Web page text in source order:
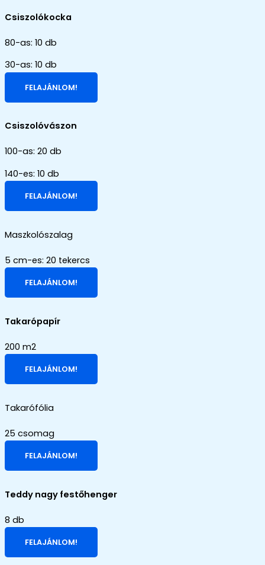
Csiszolókocka
80-as: 10 db
30-as: 10 db
FELAJÁNLOM!
Csiszolóvászon
100-as: 20 db
140-es: 10 db
FELAJÁNLOM!
Maszkolószalag
5 cm-es: 20 tekercs
FELAJÁNLOM!
Takarópapír
200 m2
FELAJÁNLOM!
Takarófólia
25 csomag
FELAJÁNLOM!
Teddy nagy festőhenger
8 db
FELAJÁNLOM!